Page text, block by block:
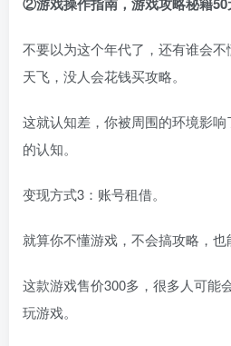
不要以为这个年代了，还有谁会
天飞，没人会花钱买攻略。
这就认知差，你被周围的环境影
的认知。
变现方式3：账号租借。
就算你不懂游戏，不会搞攻略，也
这款游戏售价300多，很多人可能
玩游戏。